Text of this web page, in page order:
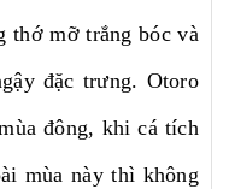
thớ mỡ trắng bóc và
đặc trưng. Otoro
đông, khi cá tích
mùa này thì không